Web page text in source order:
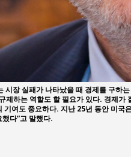
시장 실패가 나타났을 때 경제를 구하
제하는 역할도 할 필요가 있다. 경제
기여도 중요하다. 지난 25년 동안 미국
다”고 말했다.